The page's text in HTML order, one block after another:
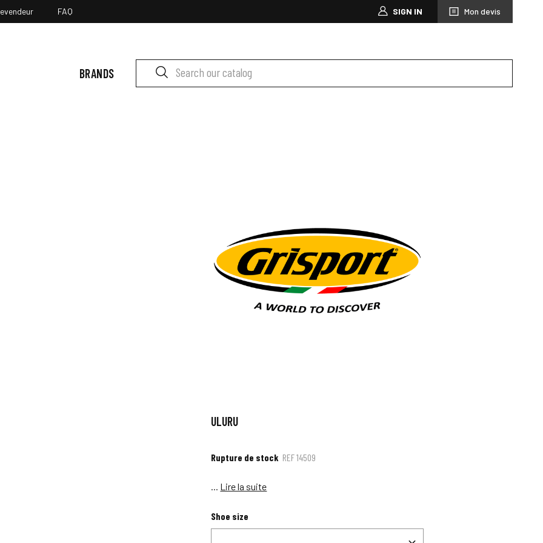
FAQ SIGN IN Mon devis
BRANDS
ULURU
Rupture de stock REF14509
Lire la suite
Shoe size